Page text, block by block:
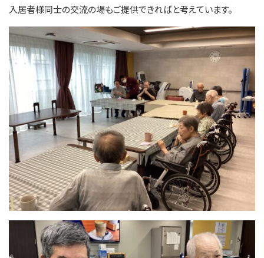
入居者様同士の交流の場もご提供できればと考えています。